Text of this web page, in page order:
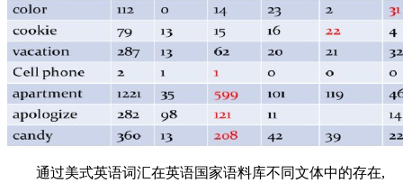
通过美式英语词汇在英语国家语料库不同文体中的存在,